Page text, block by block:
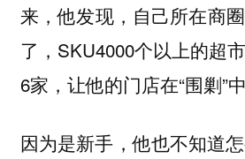
来，他发现，自己所在商
了，SKU4000个以上的超
6家，让他的门店在“围剿”
因为是新手，他也不知道